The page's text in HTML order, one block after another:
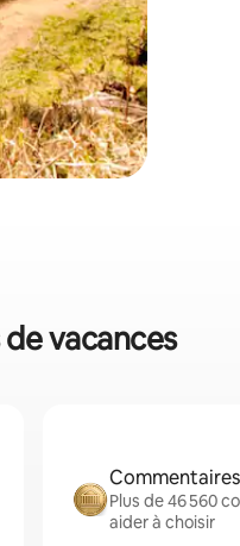
vacances
Plus de 46 560
aider à choisir